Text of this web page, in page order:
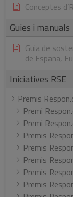
Conceptes
Guies i manuals
Guia de
de España,
Iniciatives RSE
Premis
Premi
Premi
Premis
Premis
Premis
Premis
Premis